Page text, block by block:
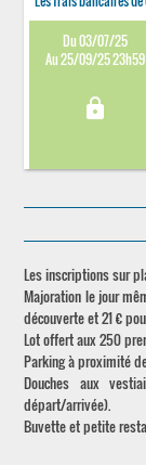
Du 03/07/25
Au 25/09/25 23h59
lock
Les inscriptions sur
Majoration le jour
découverte et 21 €
Lot offert aux 250
Parking à proximité
Douches aux
départ/arrivée).
Buvette et petite